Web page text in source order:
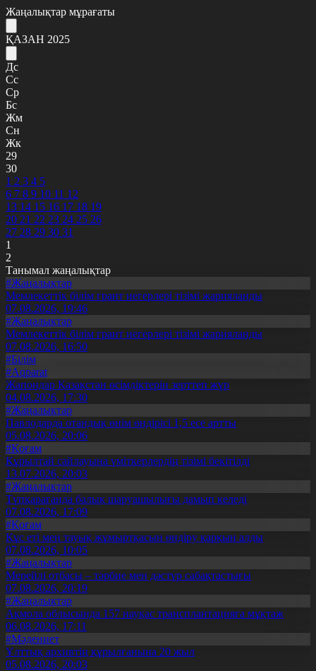
Жаңалықтар мұрағаты
ҚАЗАН 2025
Дс
Сс
Ср
Бс
Жм
Сн
Жк
29
30
1 2 3 4 5
6 7 8 9 10 11 12
13 14 15 16 17 18 19
20 21 22 23 24 25 26
27 28 29 30 31
1
2
Танымал жаңалықтар
#Жаңалықтар
Мемлекеттік білім грант иегерлері тізімі жарияланды
07.08.2026, 19:46
#Жаңалықтар
Мемлекеттік білім грант иегерлері тізімі жарияланды
07.08.2026, 16:50
#Білім
#Aqparat
Жапондар Қазақстан өсімдіктерін зерттеп жүр
04.08.2026, 17:30
#Жаңалықтар
Павлодарда отандық өнім өндірісі 1,5 есе артты
05.08.2026, 20:06
#Қоғам
Құрылтай сайлауына үміткерлердің тізімі бекітілді
13.07.2026, 20:03
#Жаңалықтар
Түпқарағанда балық шаруашылығы дамып келеді
07.08.2026, 17:09
#Қоғам
Құс еті мен тауық жұмыртқасын өндіру қарқын алды
07.08.2026, 10:05
#Жаңалықтар
Мерейлі отбасы – тәрбие мен дәстүр сабақтастығы
07.08.2026, 20:19
#Жаңалықтар
Ақмола облысында 157 науқас трансплантацияға мұқтаж
06.08.2026, 17:11
#Мәдениет
Ұлттық архивтің құрылғанына 20 жыл
05.08.2026, 20:03